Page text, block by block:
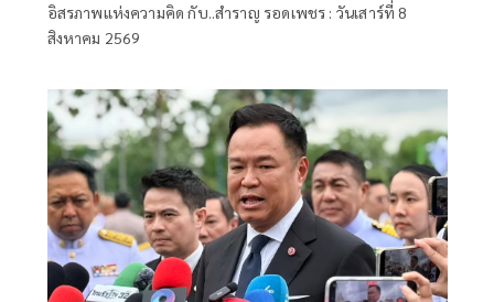
อิสรภาพแห่งความคิด กับ..สำราญ รอด
อิสรภาพแห่งความคิด กับ..สำราญ รอดเพชร : วันเสาร์ที่ 8
สิงหาคม 2569